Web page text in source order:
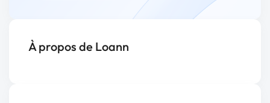
À propos de Loann